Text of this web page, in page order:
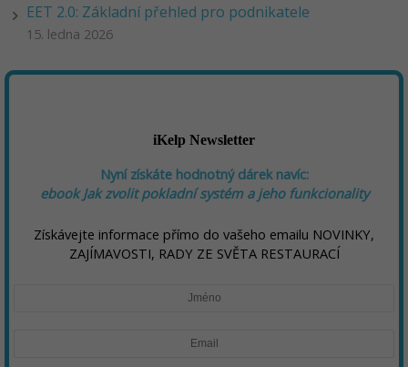
EET 2.0: Základní přehled pro podnikatele
15. ledna 2026
iKelp Newsletter
Nyní získáte hodnotný dárek navíc:
ebookJak zvolit pokladní systém a jeho funkcionality
Získávejte informace přímo do vašeho emailu NOVINKY,
ZAJÍMAVOSTI, RADY ZE SVĚTA RESTAURACÍ